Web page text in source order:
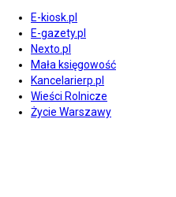
E-kiosk.pl
E-gazety.pl
Nexto.pl
Mała księgowość
Kancelarierp.pl
Wieści Rolnicze
Życie Warszawy